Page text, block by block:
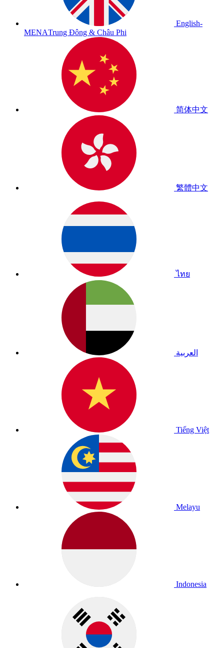
English-
MENATrung Đông & Châu Phi
简体中文
繁體中文
ไทย
العربية
Tiếng Việt
Melayu
Indonesia